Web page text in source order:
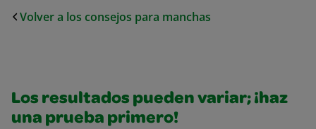
Volver a los consejos para manchas
Los resultados pueden variar; ¡haz
una prueba primero!